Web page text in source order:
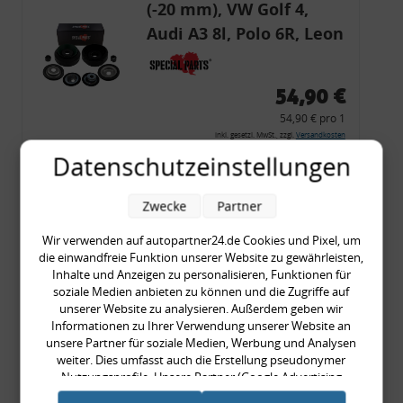
(-20 mm), VW Golf 4,
Audi A3 8l, Polo 6R, Leon
54,90 €
54,90 € pro 1
inkl. gesetzl. MwSt., zzgl. Versandkosten
Merkzettel
Zum Artikel
Rückleuchtenband mit
Blinker, rot, US-Ecken,
Audi 80 Cabrio, Typ 89,
OE-Nr.: 8G0945225 +
8G0945225C
999,99 €
Datenschutzeinstellungen
Wir verwenden auf autopartner24.de Cookies und Pixel, um
die einwandfreie Funktion unserer Website zu gewährleisten,
Inhalte und Anzeigen zu personalisieren, Funktionen für
soziale Medien anbieten zu können und die Zugriffe auf
unserer Website zu analysieren. Außerdem geben wir
Informationen zu Ihrer Verwendung unserer Website an
unsere Partner für soziale Medien, Werbung und Analysen
weiter. Dies umfasst auch die Erstellung pseudonymer
Nutzungsprofile. Unsere Partner (Google Advertising
Products) führen diese Informationen möglicherweise mit
Zwecke Partner